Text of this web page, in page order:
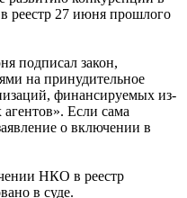
реестр 27 июня прошлого
подписал закон,
на принудительное
финансируемых из-
Если сама
о включении в
НКО в реестр
в суде.